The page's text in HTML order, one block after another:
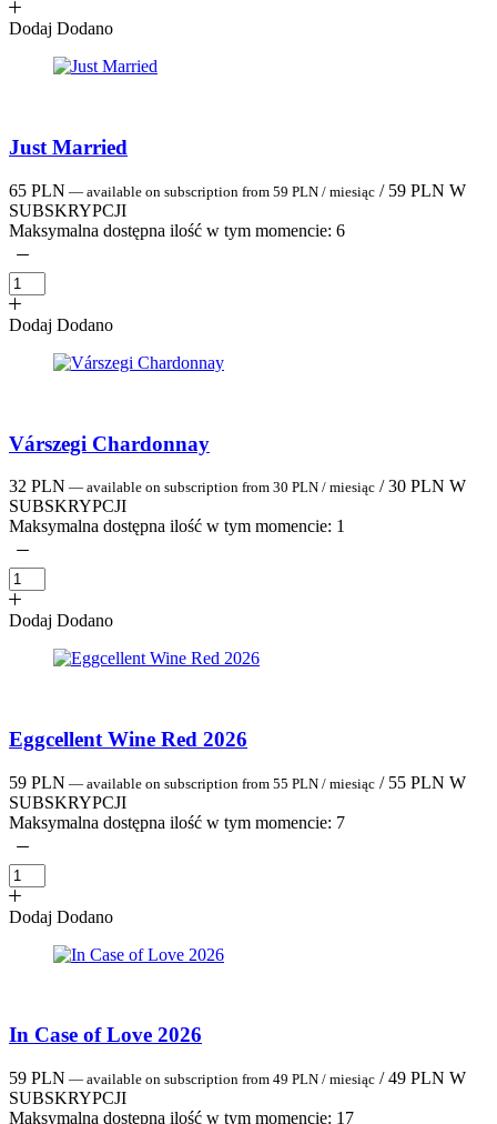
Dodaj Dodano
Just Married
65 PLN — available on subscription from 59 PLN / miesiąc / 59 PLN W
SUBSKRYPCJI
Maksymalna dostępna ilość w tym momencie: 6
Dodaj Dodano
Várszegi Chardonnay
32 PLN — available on subscription from 30 PLN / miesiąc / 30 PLN W
SUBSKRYPCJI
Maksymalna dostępna ilość w tym momencie: 1
Dodaj Dodano
Eggcellent Wine Red 2026
59 PLN — available on subscription from 55 PLN / miesiąc / 55 PLN W
SUBSKRYPCJI
Maksymalna dostępna ilość w tym momencie: 7
Dodaj Dodano
In Case of Love 2026
59 PLN — available on subscription from 49 PLN / miesiąc / 49 PLN W
SUBSKRYPCJI
Maksymalna dostępna ilość w tym momencie: 17